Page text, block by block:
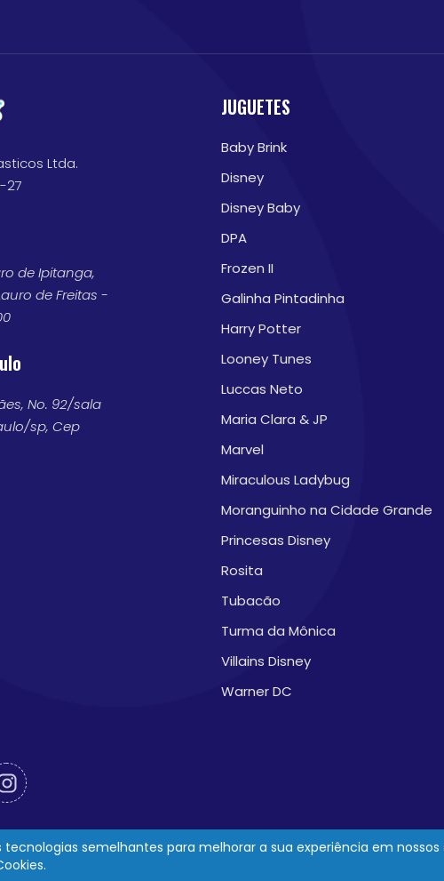
Ltda.
27
de Ipitanga,
de Freitas -
No. 92/sala
sp, Cep
JUGUETES
Baby Brink
Disney
Disney Baby
DPA
Frozen II
Galinha Pintadinha
Harry Potter
Looney Tunes
Luccas Neto
Maria Clara & JP
Marvel
Miraculous Ladybug
Moranguinho na Cidade Grande
Princesas Disney
Rosita
Tubacão
Turma da Mônica
Villains Disney
Warner DC
de autor reservados.
semelhantes para melhorar a sua experiência em